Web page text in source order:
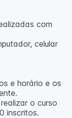
com
celular
e horário e os
o curso
inscritos.